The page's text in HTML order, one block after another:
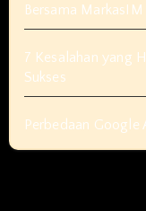
Bersama MarkasIM
7 Kesalahan yang
Sukses
Perbedaan Google